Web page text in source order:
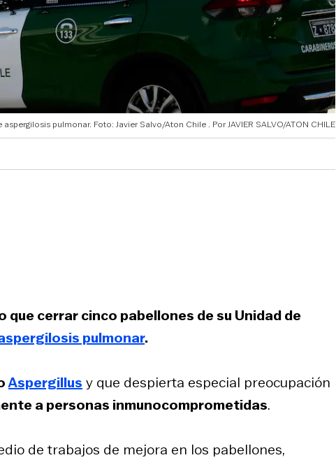
pulmonar. Foto: Javier Salvo/Aton Chile JAVIER SALVO/ATON CHILE
que cerrar cinco pabellones de su Unidad de
pulmonar.
Aspergillus y que despierta especial preocupación
a personas inmunocomprometidas.
de trabajos de mejora en los pabellones,